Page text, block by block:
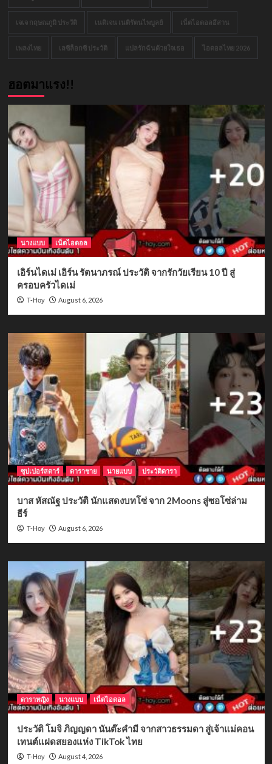
เจเจ กฤษณภูมิ ประวัติ เนติเจน เนติรัตนไพบูลย์ เน็ตไอดอลอีสาน
เพลงไทย เลซีล็อกซี ประวัติ แปลรักฉันด้วยใจเธอ ไอดอลไทย 2026
ฮอตมาแรง!!
นางแบบ เน็ตไอดอล
เอิร์นไดเม่ เอิร์น รัตนาภรณ์ ประวัติ จากรักวัยเรียน 10 ปี สู่
ครอบครัวไดเม่
T-Hoy August 6, 2026
ซุปเปอร์สตาร์ ดาราชาย นายแบบ ประวัติดารา
บาส หัสณัฐ ประวัติ นักแสดงบทโซ่ จาก 2Moons สู่ซอโซ่ล่าม
ธีร์
T-Hoy August 6, 2026
ดาราหญิง นางแบบ เน็ตไอดอล
ประวัติ โมจิ ภิญญดา นันต๊ะคำมี จากสาวธรรมดา สู่เจ้าแม่คอน
เทนต์แฝดสยองแห่ง TikTok ไทย
T-Hoy August 4, 2026